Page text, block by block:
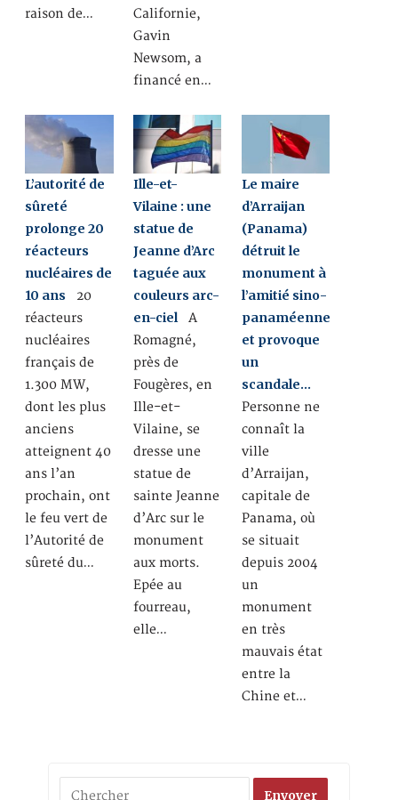
raison de…
Californie,
Gavin
Newsom, a
financé en…
L’autorité de
sûreté
prolonge 20
réacteurs
nucléaires de
10 ans 20
réacteurs
nucléaires
français de
1.300 MW,
dont les plus
anciens
atteignent 40
ans l’an
prochain, ont
le feu vert de
l’Autorité de
sûreté du…
Ille-et-
Vilaine : une
statue de
Jeanne d’Arc
taguée aux
couleurs arc-
en-cielA
Romagné,
près de
Fougères, en
Ille-et-
Vilaine, se
dresse une
statue de
sainte Jeanne
d’Arc sur le
monument
aux morts.
Epée au
fourreau,
elle…
Le maire
d’Arraijan
(Panama)
détruit le
monument à
l’amitié sino-
panaméenne
et provoque
un
scandale…
Personne ne
connaît la
ville
d’Arraijan,
capitale de
Panama, où
se situait
depuis 2004
un
monument
en très
mauvais état
entre la
Chine et…